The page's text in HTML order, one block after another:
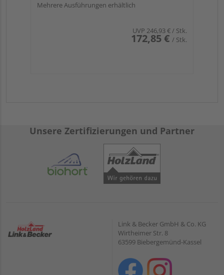
Mehrere Ausführungen erhältlich
UVP 246,93 €/ Stk.
172,85 € / Stk.
Unsere Zertifizierungen und Partner
Link & Becker GmbH & Co. KG
Wirtheimer Str. 8
63599 Biebergemünd-Kassel